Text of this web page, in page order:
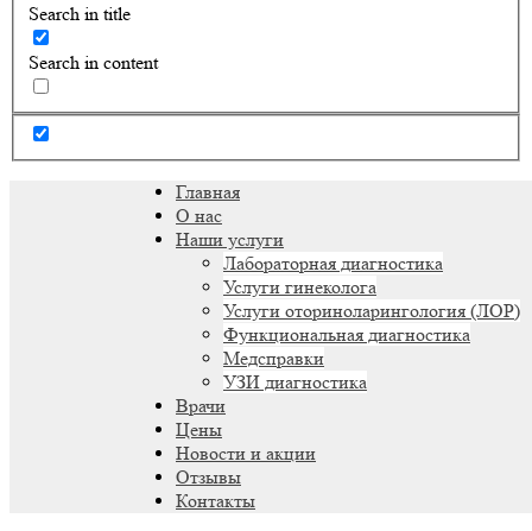
Search in title
Search in content
Главная
О нас
Наши услуги
Лабораторная диагностика
Услуги гинеколога
Услуги оториноларингология (ЛОР)
Функциональная диагностика
Медсправки
УЗИ диагностика
Врачи
Цены
Новости и акции
Отзывы
Контакты